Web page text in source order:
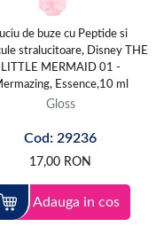
de buze cu Peptide si
stralucitoare, Disney THE
LITTLE MERMAID 01 -
Essence,10 ml
Gloss
Cod: 29236
17,00 RON
Adauga in cos